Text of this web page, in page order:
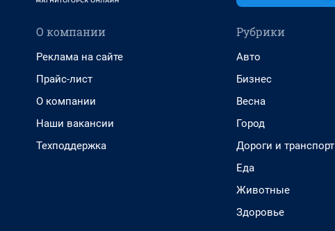
О компании
Реклама на сайте
Прайс-лист
О компании
Наши вакансии
Техподдержка
Рубрики
Авто
Бизнес
Весна
Город
Дороги и транспорт
Еда
Животные
Здоровье